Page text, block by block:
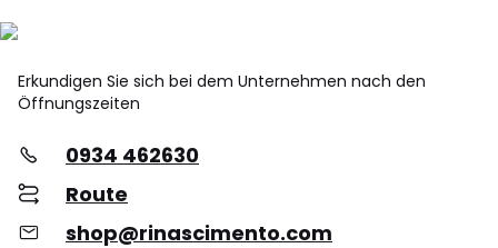
Erkundigen Sie sich bei dem Unternehmen nach den
Öffnungszeiten
0934 462630
Route
shop@rinascimento.com